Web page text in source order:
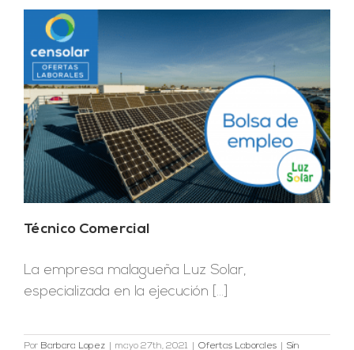
Técnico Comercial
La empresa malagueña Luz Solar,
especializada en la ejecución [...]
Por Barbara Lopez mayo 27th, 2021 Ofertas Laborales
Sin